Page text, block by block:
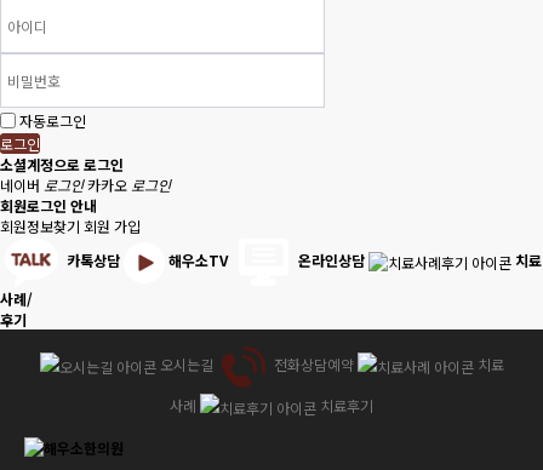
자동로그인
로그인
소셜계정으로 로그인
네이버 로그인카카오로그인
회원로그인 안내
회원정보찾기 회원 가입
카톡상담
해우소TV 온라인상담
치료
사례/
후기
오시는길 전화상담예약 치료
사례 치료후기